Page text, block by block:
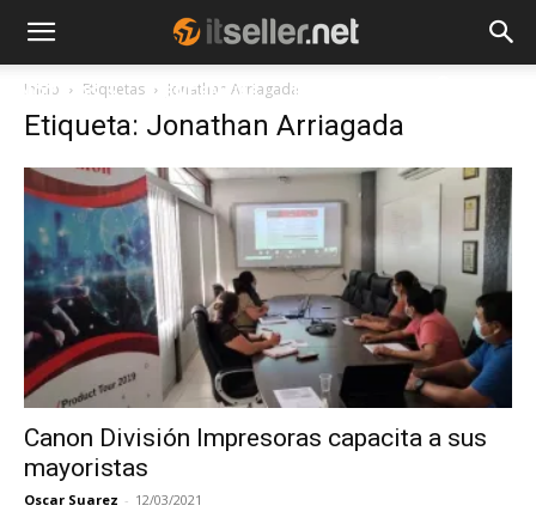
NOTICIAS TENDENCIAS EMPRESAS
Inicio Etiquetas Jonathan Arriagada
Etiqueta: Jonathan Arriagada
Canon División Impresoras capacita a sus
mayoristas
Oscar Suarez - 12/03/2021